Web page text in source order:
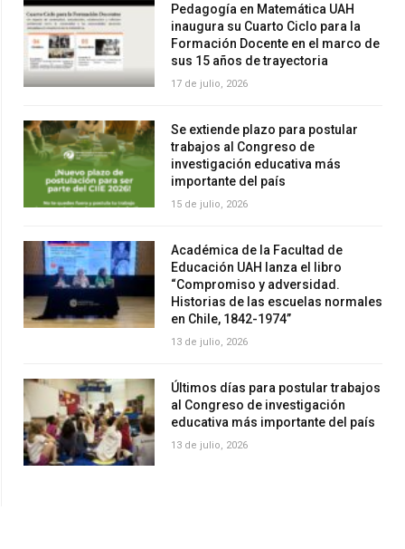
Pedagogía en Matemática UAH
inaugura su Cuarto Ciclo para la
Formación Docente en el marco de
sus 15 años de trayectoria
17 de julio, 2026
Se extiende plazo para postular
trabajos al Congreso de
investigación educativa más
importante del país
15 de julio, 2026
Académica de la Facultad de
Educación UAH lanza el libro
“Compromiso y adversidad.
Historias de las escuelas normales
en Chile, 1842-1974”
13 de julio, 2026
Últimos días para postular trabajos
al Congreso de investigación
educativa más importante del país
13 de julio, 2026